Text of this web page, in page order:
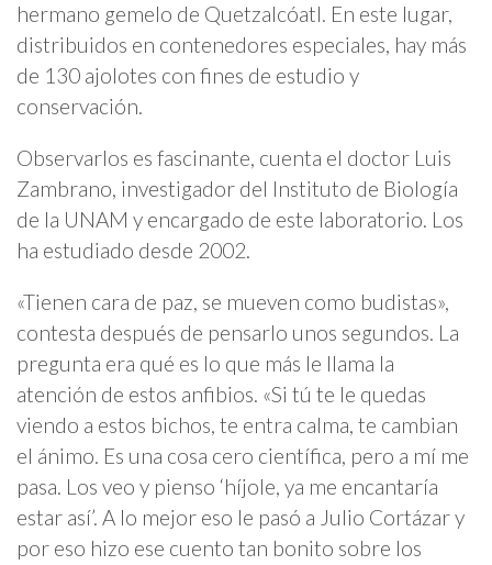
hermano gemelo de Quetzalcóatl. En este lugar,
distribuidos en contenedores especiales, hay más
de 130 ajolotes con fines de estudio y
conservación.
Observarlos es fascinante, cuenta el doctor Luis
Zambrano, investigador del Instituto de Biología
de la UNAM y encargado de este laboratorio. Los
ha estudiado desde 2002.
«Tienen cara de paz, se mueven como budistas»,
contesta después de pensarlo unos segundos. La
pregunta era qué es lo que más le llama la
atención de estos anfibios. «Si tú te le quedas
viendo a estos bichos, te entra calma, te cambian
el ánimo. Es una cosa cero científica, pero a mí me
pasa. Los veo y pienso ‘híjole, ya me encantaría
estar así’. A lo mejor eso le pasó a Julio Cortázar y
por eso hizo ese cuento tan bonito sobre los